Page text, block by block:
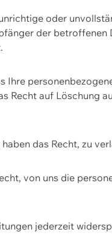
oder
der
Ihre
Recht auf Löschung
das Recht, zu
von uns die
jederzeit